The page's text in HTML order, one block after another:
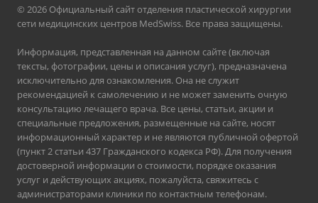
© 2026 Официальный сайт отделения пластической хирургии
сети медицинских центров MedSwiss. Все права защищены.
Информация, представленная на данном сайте (включая
тексты, фотографии, цены и описания услуг), предназначена
исключительно для ознакомления. Она не служит
рекомендацией к самолечению и не может заменить очную
консультацию лечащего врача. Все цены, статьи, акции и
специальные предложения, размещенные на сайте, носят
информационный характер и не являются публичной офертой
(пункт 2 статьи 437 Гражданского кодекса РФ). Для получения
достоверной информации о стоимости, порядке оказания
услуг и действующих акциях, пожалуйста, свяжитесь с
администраторами клиники по контактным телефонам.